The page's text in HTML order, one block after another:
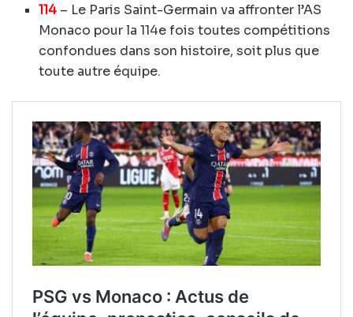
114 – Le Paris Saint-Germain va affronter l’AS
Monaco pour la 114e fois toutes compétitions
confondues dans son histoire, soit plus que
toute autre équipe.